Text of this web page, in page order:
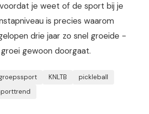
je weet of de sport bij je
is precies waarom
drie jaar zo snel groeide -
gewoon doorgaat.
KNLTB
pickleball